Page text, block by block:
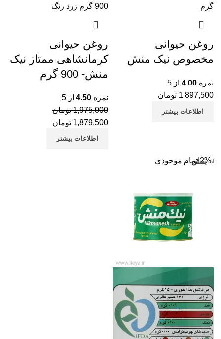
روغن حیوانی
مخصوص نیک منش
نمره 4.00 از 5
1,897,500 تومان
اطلاعات بیشتر
روغن حیوانی
کرمانشاهی ممتاز نیک
منش- 900 گرم
نمره 4.50 از 5
1,975,000 تومان
1,879,500 تومان
اطلاعات بیشتر
-2% اتمام موجودیبستن